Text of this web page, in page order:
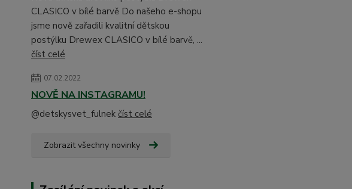
CLASICO v bílé barvě Do našeho e-shopu
jsme nově zařadili kvalitní dětskou
postýlku Drewex CLASICO v bílé barvě, ...
číst celé
07.02.2022
NOVĚ NA INSTAGRAMU!
@detskysvet_fulnek číst celé
Zobrazit všechny novinky